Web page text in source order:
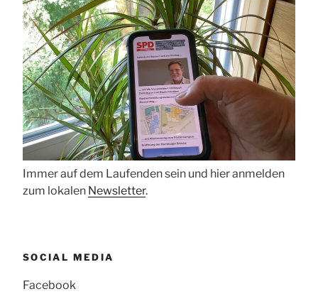
Immer auf dem Laufenden sein und hier anmelden
zum lokalen Newsletter.
SOCIAL MEDIA
Facebook